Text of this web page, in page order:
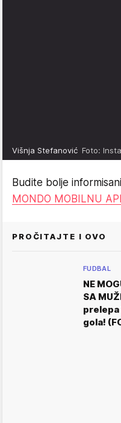
Višnja Stefanović Foto:
Budite bolje
MONDO MOBILNU
PROČITAJTE I OVO
FUDBAL
NE
SA
prelepa
gola!